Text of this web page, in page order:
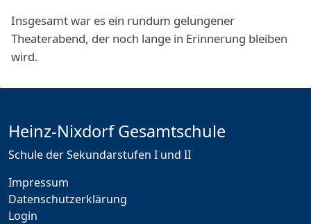
Insgesamt war es ein rundum gelungener
Theaterabend, der noch lange in Erinnerung bleiben
wird.
Heinz-Nixdorf Gesamtschule
Schule der Sekundarstufen I und II
Impressum
Datenschutzerklärung
Login